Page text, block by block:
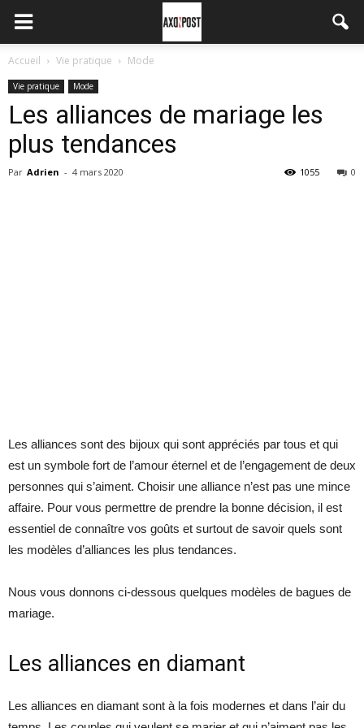
Accueil Vie pratique Mode
Vie pratique Mode
Les alliances de mariage les
plus tendances
Par Adrien - 4 mars 2020 0
1055
Les alliances sont des bijoux qui sont appréciés par tous et qui
est un symbole fort de l’amour éternel et de l’engagement de deux
personnes qui s’aiment. Choisir une alliance n’est pas une mince
affaire. Pour vous permettre de prendre la bonne décision, il est
essentiel de connaître vos goûts et surtout de savoir quels sont
les modèles d’alliances les plus tendances.
Nous vous donnons ci-dessous quelques modèles de bagues de
mariage.
Les alliances en diamant
Les alliances en diamant sont à la fois modernes et dans l’air du